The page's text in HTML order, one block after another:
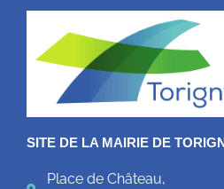
SITE DE LA MAIRIE DE
Place de Château,